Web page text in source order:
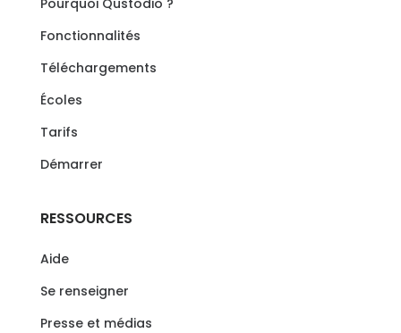
Fonctionnalités
Téléchargements
Écoles
Tarifs
Démarrer
RESSOURCES
Aide
Se renseigner
Presse et médias